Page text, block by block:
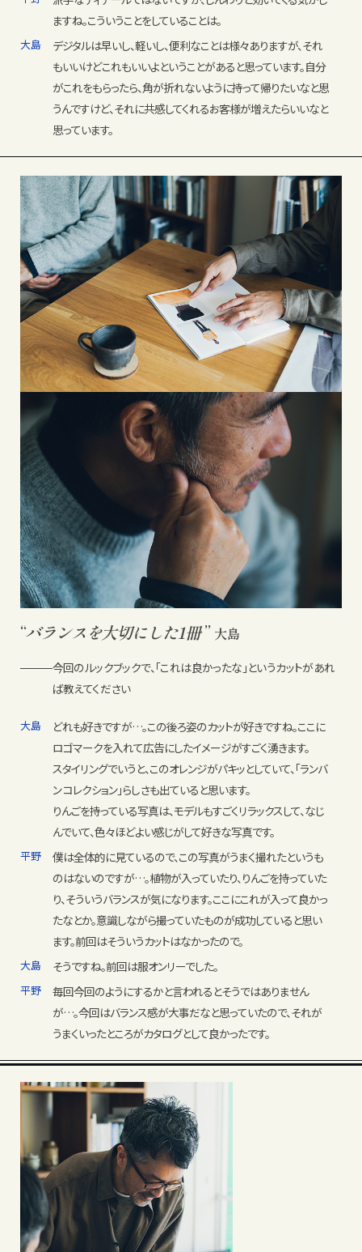
ますね。こういうことをしていることは。
大島
デジタルは早いし、軽いし、便利なことは様々ありますが、それ
もいいけどこれもいいよということがあると思っています。自分
がこれをもらったら、角が折れないように持って帰りたいなと思
うんですけど、それに共感してくれるお客様が増えたらいいなと
思っています。
“バランスを大切にした1冊 ” 大島
今回のルックブックで、「これは良かったな」というカットがあれ
ば教えてください
大島
どれも好きですが…。この後ろ姿のカットが好きですね。ここに
ロゴマークを入れて広告にしたイメージがすごく湧きます。
スタイリングでいうと、このオレンジがパキッとしていて、「ランバ
ン コレクション」らしさも出ていると思います。
りんごを持っている写真は、モデルもすごくリラックスして、なじ
んでいて、色々ほどよい感じがして好きな写真です。
平野
僕は全体的に見ているので、この写真がうまく撮れたというも
のはないのですが…。植物が入っていたり、りんごを持っていた
り、そういうバランスが気になります。ここにこれが入って良かっ
たなとか。意識しながら撮っていたものが成功していると思い
ます。前回はそういうカットはなかったので。
大島 そうですね。前回は服オンリーでした。
平野
毎回今回のようにするかと言われるとそうではありません
が…。今回はバランス感が大事だなと思っていたので、それが
うまくいったところがカタログとして良かったです。